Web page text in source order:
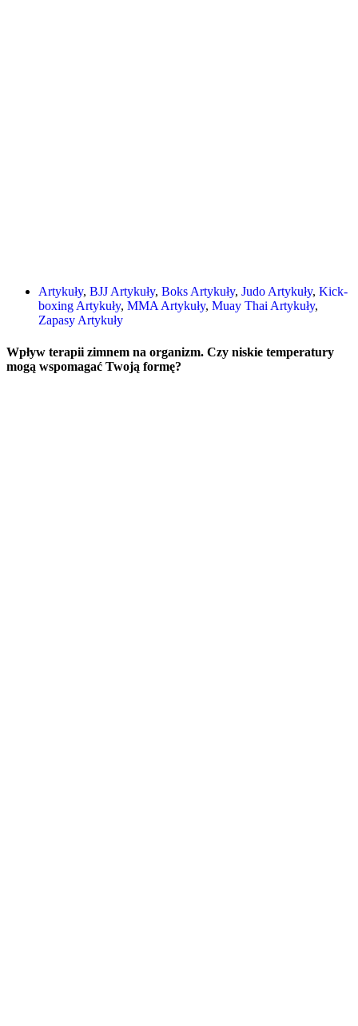
Artykuły, BJJ Artykuły, Boks Artykuły, Judo Artykuły, Kick-
boxing Artykuły, MMA Artykuły, Muay Thai Artykuły,
Zapasy Artykuły
Wpływ terapii zimnem na organizm. Czy niskie temperatury
mogą wspomagać Twoją formę?